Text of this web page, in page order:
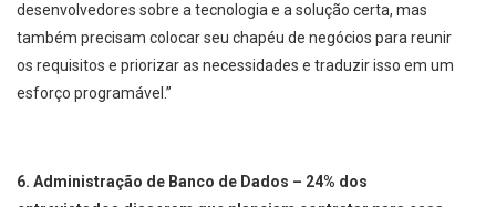
desenvolvedores sobre a tecnologia e a solução certa, mas
também precisam colocar seu chapéu de negócios para reunir
os requisitos e priorizar as necessidades e traduzir isso em um
esforço programável.”
6. Administração de Banco de Dados – 24% dos